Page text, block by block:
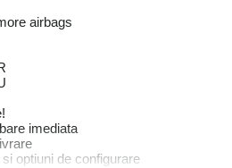
airbags
imediata
optiuni de configurare